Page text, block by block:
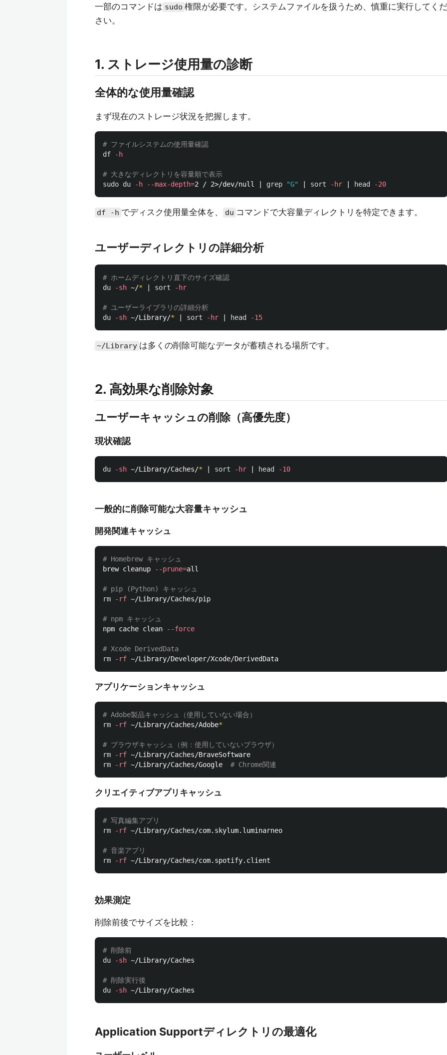
一部のコマンドは sudo 権限が必要です。システムファイルを扱うため、慎重に実行してくだ
さい。
1. ストレージ使用量の診断
全体的な使用量確認
まず現在のストレージ状況を把握します。
# ファイルシステムの使用量確認
df
-h
# 大きなディレクトリを容量順で表示
sudo du
-h --max-depth=2 / 2>/dev/null | grep "G" sort -hr head -20
df -h でディスク使用量全体を、 du コマンドで大容量ディレクトリを特定できます。
ユーザーディレクトリの詳細分析
# ホームディレクトリ直下のサイズ確認
du
-sh ~/* sort -hr
# ユーザーライブラリの詳細分析
du
-sh ~/Library/* sort -hr head -15
~/Library は多くの削除可能なデータが蓄積される場所です。
2. 高効果な削除対象
ユーザーキャッシュの削除（高優先度）
現状確認
du -sh ~/Library/Caches/* sort -hr head -10
一般的に削除可能な大容量キャッシュ
開発関連キャッシュ
# Homebrew キャッシュ
brew cleanup
--prune=all
# pip (Python) キャッシュ
rm
-rf ~/Library/Caches/pip
# npm キャッシュ
npm cache clean
--force
# Xcode DerivedData
rm
-rf
アプリケーションキャッシュ
# Adobe製品キャッシュ（使用していない場合）
rm
-rf ~/Library/Caches/Adobe*
# ブラウザキャッシュ（例：使用していないブラウザ）
rm
-rf
rm
-rf ~/Library/Caches/Google # Chrome関連
クリエイティブアプリキャッシュ
# 写真編集アプリ
rm
-rf ~/Library/Caches/com.skylum.luminarneo
# 音楽アプリ
rm
-rf
効果測定
削除前後でサイズを比較：
# 削除前
du
-sh ~/Library/Caches
# 削除実行後
du
-sh
Application Supportディレクトリの最適化